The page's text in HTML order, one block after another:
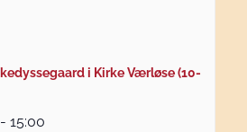
i Kirke Værløse (10-
- 15:00